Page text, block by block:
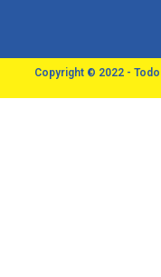
Copyright © 2022 -